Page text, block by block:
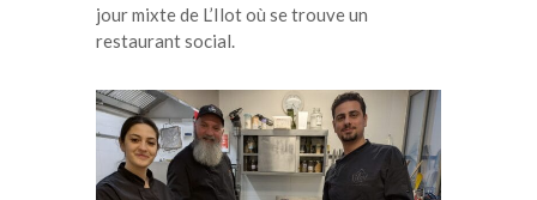
jour mixte de L’Ilot où se trouve un
restaurant social.